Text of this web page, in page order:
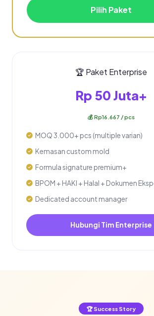
Pilih Paket
🏆 Paket Enterprise
Rp 50 Juta+
💰 Rp16.667 / pcs
MOQ 3.000+ pcs (multiple varian)
Kemasan custom mold
Formula signature premium+
BPOM + HAKI + Halal + Dokumen
Dedicated account manager
Hubungi Tim Enterprise
🏆 Success Story